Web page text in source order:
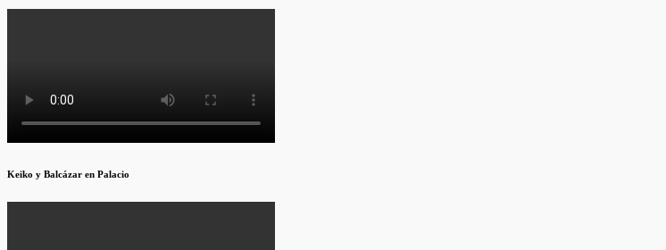
Keiko y Balcázar en Palacio